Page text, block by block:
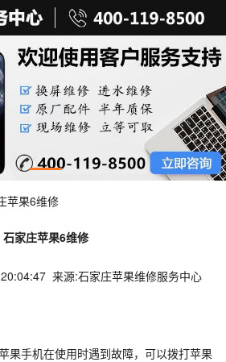
苹果6维修
石家庄苹果6维修
来源:石家庄苹果维修服务中心
果手机在使用时遇到故障，可以拨打苹果